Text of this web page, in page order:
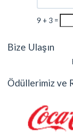
9 + 3 =
Bize Ulaşın
Ödüllerimiz ve